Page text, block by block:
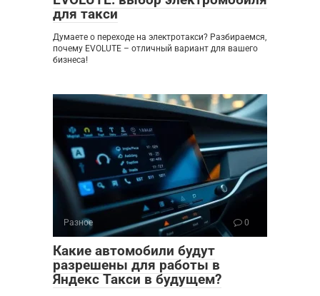
для такси
Думаете о переходе на электротакси? Разбираемся,
почему EVOLUTE – отличный вариант для вашего
бизнеса!
Разное 0
Какие автомобили будут
разрешены для работы в
Яндекс Такси в будущем?